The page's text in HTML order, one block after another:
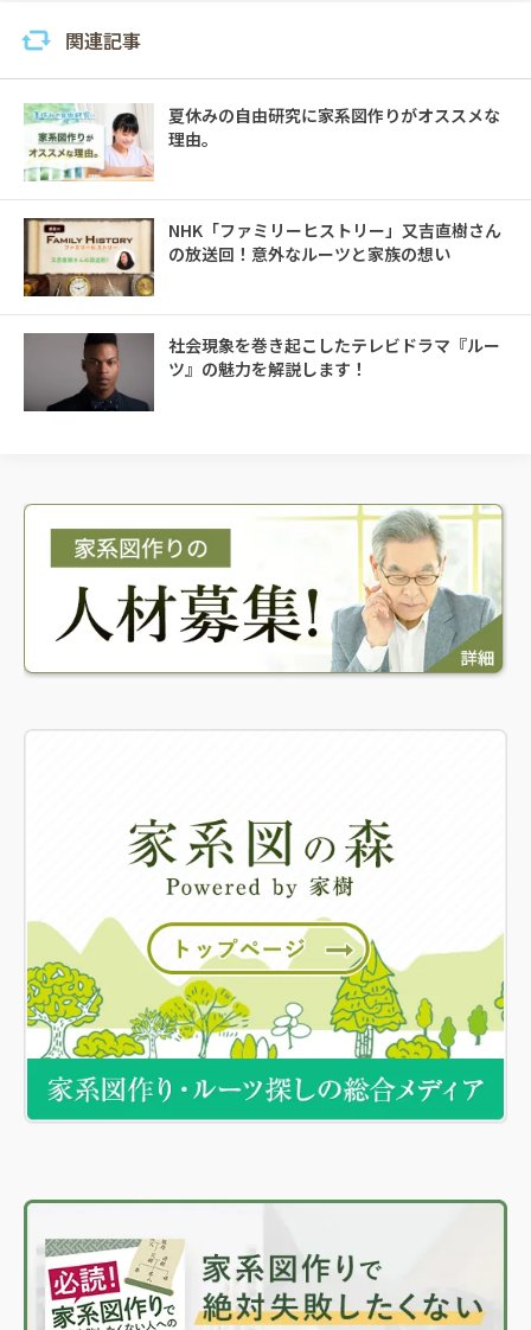
関連記事
夏休みの自由研究に家系図作りがオススメな
理由。
NHK「ファミリーヒストリー」又吉直樹さん
の放送回！意外なルーツと家族の想い
社会現象を巻き起こしたテレビドラマ『ルー
ツ』の魅力を解説します！